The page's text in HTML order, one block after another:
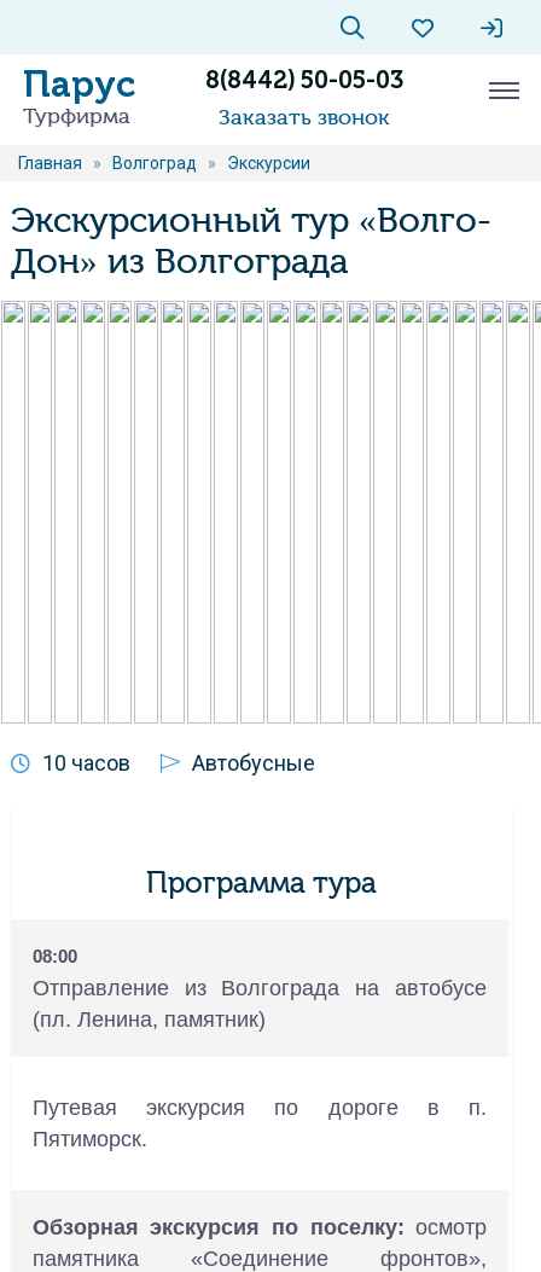
Парус
Турфирма
8(8442) 50-05-03
Заказать звонок
Главная » Волгоград » Экскурсии
Экскурсионный тур «Волго-
Дон» из Волгограда
10 часов Автобусные
Программа тура
08:00
Отправление из Волгограда на автобусе
(пл. Ленина, памятник)
Путевая экскурсия по дороге в п.
Пятиморск.
Обзорная экскурсия по поселку:осмотр
памятника «Соединение фронтов»,